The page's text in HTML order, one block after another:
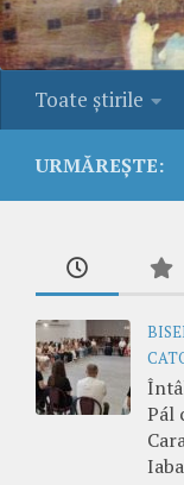
Toate ştirile
URMĂREȘTE:
Pál